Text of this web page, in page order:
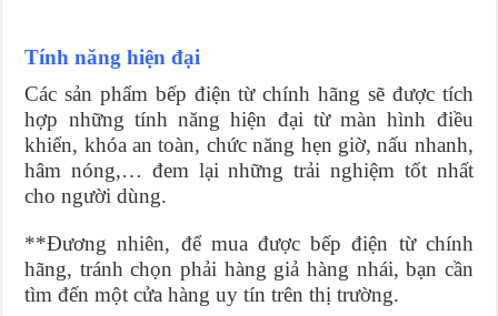
Tính năng hiện đại
Các sản phẩm bếp điện từ chính hãng sẽ được tích
hợp những tính năng hiện đại từ màn hình điều
khiển, khóa an toàn, chức năng hẹn giờ, nấu nhanh,
hâm nóng,… đem lại những trải nghiệm tốt nhất
cho người dùng.
**Đương nhiên, để mua được bếp điện từ chính
hãng, tránh chọn phải hàng giả hàng nhái, bạn cần
tìm đến một cửa hàng uy tín trên thị trường.